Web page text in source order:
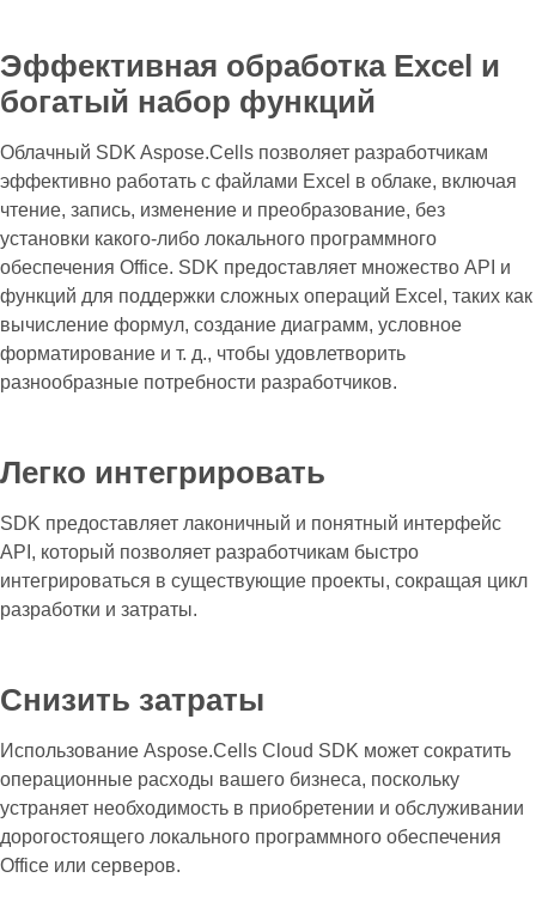
Эффективная обработка Excel и
богатый набор функций
Облачный SDK Aspose.Cells позволяет разработчикам
эффективно работать с файлами Excel в облаке, включая
чтение, запись, изменение и преобразование, без
установки какого-либо локального программного
обеспечения Office. SDK предоставляет множество API и
функций для поддержки сложных операций Excel, таких как
вычисление формул, создание диаграмм, условное
форматирование и т. д., чтобы удовлетворить
разнообразные потребности разработчиков.
Легко интегрировать
SDK предоставляет лаконичный и понятный интерфейс
API, который позволяет разработчикам быстро
интегрироваться в существующие проекты, сокращая цикл
разработки и затраты.
Снизить затраты
Использование Aspose.Cells Cloud SDK может сократить
операционные расходы вашего бизнеса, поскольку
устраняет необходимость в приобретении и обслуживании
дорогостоящего локального программного обеспечения
Office или серверов.